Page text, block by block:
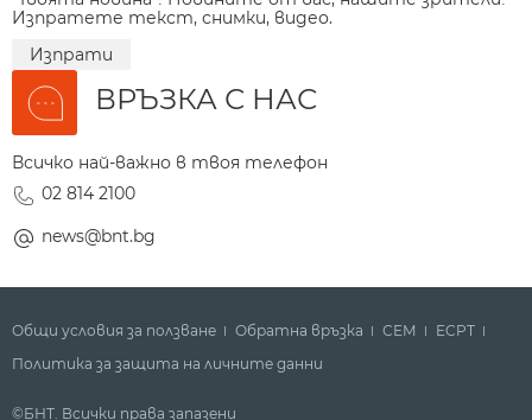
Изпратете текст, снимки, видео.
Изпрати
ВРЪЗКА С НАС
Всичко най-важно в твоя телефон
02 814 2100
news@bnt.bg
Общи условия за ползване Обратна връзка СЕМ
ECPT
Политика за защита на личните данни
©БНТ. Всички права запазени